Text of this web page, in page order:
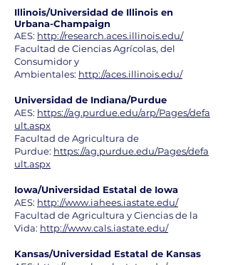
Illinois/Universidad de Illinois en
Urbana-Champaign
AES: http://research.aces.illinois.edu/
Facultad de Ciencias Agrícolas, del
Consumidor y
Ambientales: http://aces.illinois.edu/
Universidad de Indiana/Purdue
AES: https://ag.purdue.edu/arp/Pages/defa
ult.aspx
Facultad de Agricultura de
Purdue: https://ag.purdue.edu/Pages/defa
ult.aspx
Iowa/Universidad Estatal de Iowa
AES: http://www.iahees.iastate.edu/
Facultad de Agricultura y Ciencias de la
Vida: http://www.cals.iastate.edu/
Kansas/Universidad Estatal de Kansas